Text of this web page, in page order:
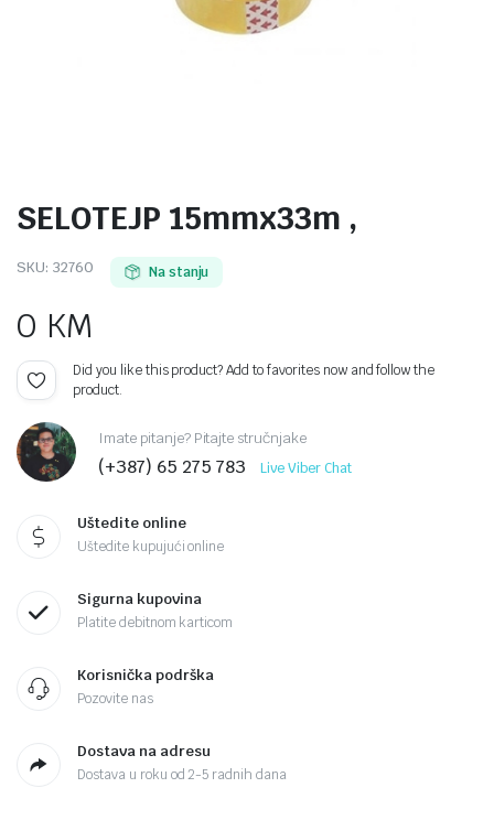
SELOTEJP 15mmx33m ,
SKU: 32760 Na stanju
0 KM
Did you like this product? Add to favorites now and follow the
product.
Imate pitanje? Pitajte stručnjake
(+387) 65 275 783 Live Viber Chat
Uštedite online
Uštedite kupujući online
Sigurna kupovina
Platite debitnom karticom
Korisnička podrška
Pozovite nas
Dostava na adresu
Dostava u roku od 2-5 radnih dana